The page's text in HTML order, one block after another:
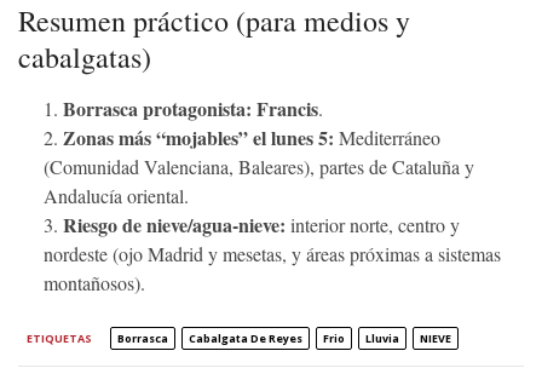
Resumen práctico (para medios y
cabalgatas)
Borrasca protagonista: Francis.
Zonas más “mojables” el lunes 5: Mediterráneo
(Comunidad Valenciana, Baleares), partes de Cataluña y
Andalucía oriental.
Riesgo de nieve/agua-nieve: interior norte, centro y
nordeste (ojo Madrid y mesetas, y áreas próximas a sistemas
montañosos).
ETIQUETAS Borrasca Cabalgata De Reyes Frio Lluvia NIEVE